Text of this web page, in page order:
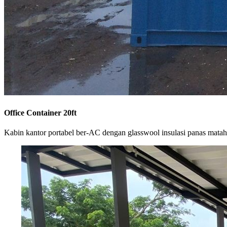
Office Container 20ft
Kabin kantor portabel ber-AC dengan glasswool insulasi panas